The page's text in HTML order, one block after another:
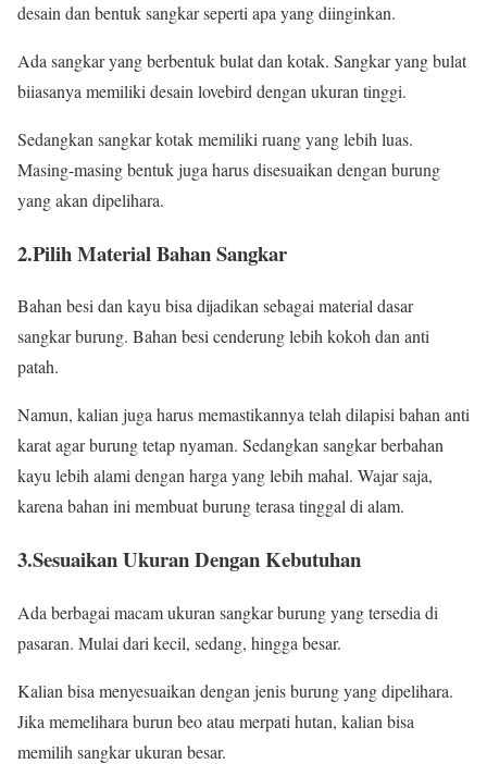
desain dan bentuk sangkar seperti apa yang diinginkan.
Ada sangkar yang berbentuk bulat dan kotak. Sangkar yang bulat
biiasanya memiliki desain lovebird dengan ukuran tinggi.
Sedangkan sangkar kotak memiliki ruang yang lebih luas.
Masing-masing bentuk juga harus disesuaikan dengan burung
yang akan dipelihara.
2.Pilih Material Bahan Sangkar
Bahan besi dan kayu bisa dijadikan sebagai material dasar
sangkar burung. Bahan besi cenderung lebih kokoh dan anti
patah.
Namun, kalian juga harus memastikannya telah dilapisi bahan anti
karat agar burung tetap nyaman. Sedangkan sangkar berbahan
kayu lebih alami dengan harga yang lebih mahal. Wajar saja,
karena bahan ini membuat burung terasa tinggal di alam.
3.Sesuaikan Ukuran Dengan Kebutuhan
Ada berbagai macam ukuran sangkar burung yang tersedia di
pasaran. Mulai dari kecil, sedang, hingga besar.
Kalian bisa menyesuaikan dengan jenis burung yang dipelihara.
Jika memelihara burun beo atau merpati hutan, kalian bisa
memilih sangkar ukuran besar.